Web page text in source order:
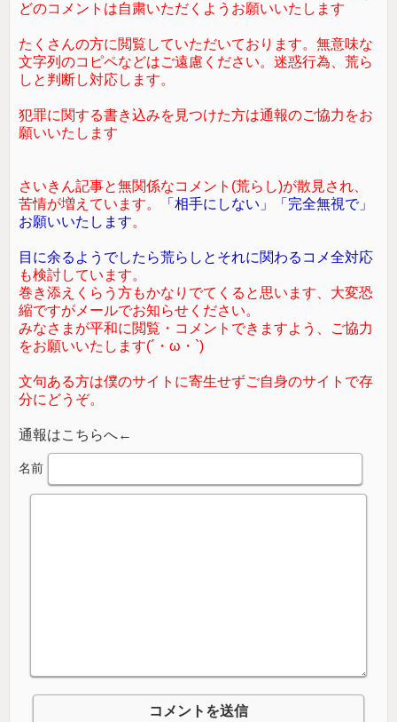
どのコメントは自粛いただくようお願いいたします
たくさんの方に閲覧していただいております。無意味な
文字列のコピペなどはご遠慮ください。迷惑行為、荒ら
しと判断し対応します。
犯罪に関する書き込みを見つけた方は通報のご協力をお
願いいたします
さいきん記事と無関係なコメント(荒らし)が散見され、
苦情が増えています。
「相手にしない」「完全無視で」
お願いいたします。
目に余るようでしたら荒らしとそれに関わるコメ全対応
も検討しています。
巻き添えくらう方もかなりでてくると思います、大変恐
縮ですがメールでお知らせください。
みなさまが平和に閲覧・コメントできますよう、ご協力
をお願いいたします(´・ω・`)
文句ある方は僕のサイトに寄生せずご自身のサイトで存
分にどうぞ。
通報はこちらへ←
名前